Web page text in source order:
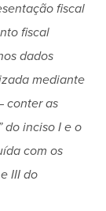
fiscal
fiscal
dados
mediante
conter as
do inciso I e o
com os
III do